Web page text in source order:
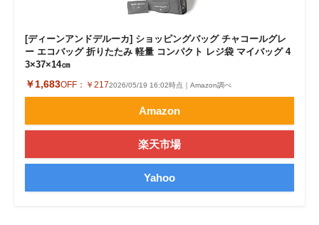
[ディーンアンドデルーカ] ショッピングバッグ チャコールグレ
ー エコバッグ 折りたたみ 軽量 コンパクト レジ袋 マイバッグ 4
3×37×14㎝
￥1,683OFF： ￥2172026/05/19 16:02時点｜Amazon調べ
Amazon
楽天市場
Yahoo